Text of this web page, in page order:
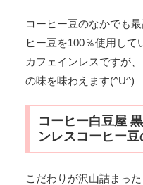
コーヒー豆のなかでも
ヒー豆を100％使用して
カフェインレスですが
の味を味わえます(^U^)
コーヒー白豆屋
ンレスコーヒー
こだわりが沢山詰まっ